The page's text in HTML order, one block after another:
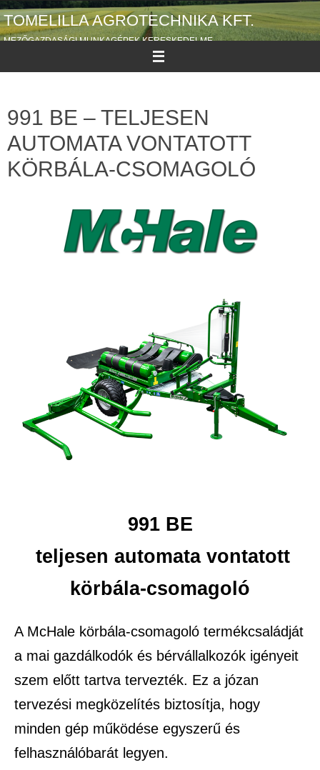
TOMELILLA AGROTECHNIKA KFT.
MEZŐGAZDASÁGI MUNKAGÉPEK KERESKEDELME
991 BE – TELJESEN
AUTOMATA VONTATOTT
KÖRBÁLA-CSOMAGOLÓ
991 BE
teljesen automata vontatott
körbála-csomagoló
A McHale körbála-csomagoló termékcsaládját
a mai gazdálkodók és bérvállalkozók igényeit
szem előtt tartva tervezték. Ez a józan
tervezési megközelítés biztosítja, hogy
minden gép működése egyszerű és
felhasználóbarát legyen.